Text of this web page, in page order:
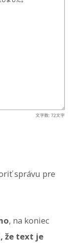
správu pre
, na koniec
že text je